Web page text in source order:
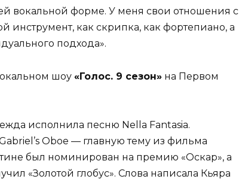
вокальной форме. У меня свои отношения с
инструмент, как скрипка, как фортепиано, а
подхода».
шоу «Голос. 9 сезон» на Первом
исполнила песню Nella Fantasia.
Oboe — главную тему из фильма
был номинирован на премию «Оскар», а
«Золотой глобус». Слова написала Кьяра